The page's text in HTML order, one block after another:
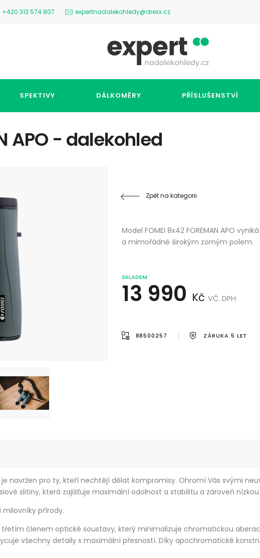
+420 313 574 807 expertnadalekohledy@drexx.cz
SPEKTIVY DÁLKOMĚRY PŘÍSLUŠENSTVÍ
APO - dalekohled
Zpět na kategorii
Model FOMEI 8x42 FOREMAN APO
a mimořádně širokým zorným polem.
SKLADEM
13 990 Kč VČ. DPH
88500257 ZÁRUKA 5 LET
je navržen pro ty, kteří nechtějí dělat kompromisy. Ohromí Vás svými
slitiny, která zajišťuje maximální odolnost a stabilitu a zároveň
přírody.
členem optické soustavy, který minimalizuje chromatickou
všechny detaily s maximální přesností. Díky apochromatické